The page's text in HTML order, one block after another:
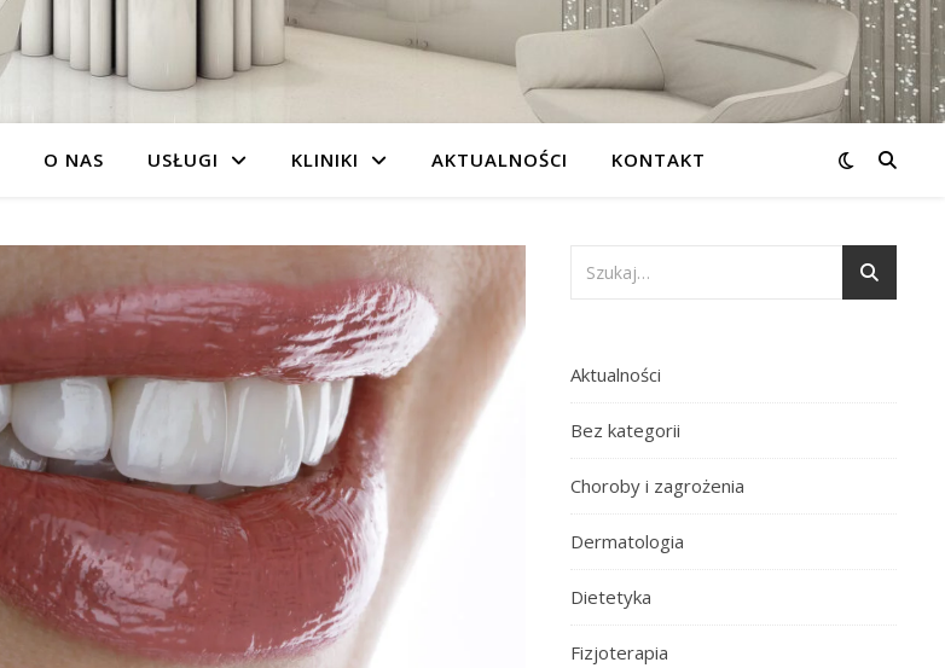
O NAS USŁUGI KLINIKI AKTUALNOŚCI KONTAKT
Aktualności
Bez kategorii
Choroby i zagrożenia
Dermatologia
Dietetyka
Fizjoterapia